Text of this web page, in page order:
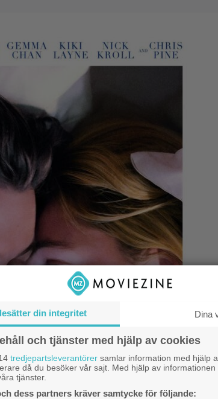
din integritet Dina
och tjänster med hjälp av cookies
tredjepartsleverantörer samlar information med hjälp
då du besöker vår sajt. Med hjälp av
tjänster.
dess partners kräver samtycke för följande: